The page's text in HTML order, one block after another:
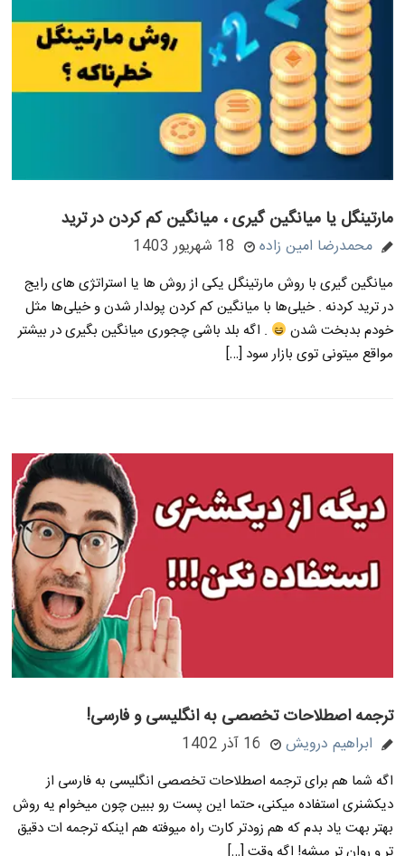
مارتینگل یا میانگین گیری ، میانگین کم کردن در ترید
محمدرضا امین زاده 18 شهریور 1403
میانگین گیری با روش مارتینگل یکی از روش ها یا استراتژی های رایج
در ترید کردنه . خیلی‌ها با میانگین کم کردن پولدار شدن و خیلی‌ها مثل
خودم بدبخت شدن
. اگه بلد باشی چجوری میانگین بگیری در بیشتر
مواقع میتونی توی بازار سود […]
ترجمه اصطلاحات تخصصی به انگلیسی و فارسی!
ابراهیم درویش 16 آذر 1402
اگه شما هم برای ترجمه اصطلاحات تخصصی انگلیسی به فارسی از
دیکشنری استفاده میکنی، حتما این پست رو ببین چون میخوام یه روش
بهتر بهت یاد بدم که هم زودتر کارت راه میوفته هم اینکه ترجمه ات دقیق